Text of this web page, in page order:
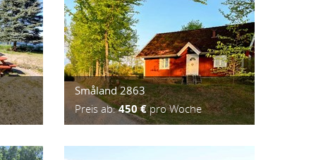
Småland 2863
Preis ab:450 €pro Woche